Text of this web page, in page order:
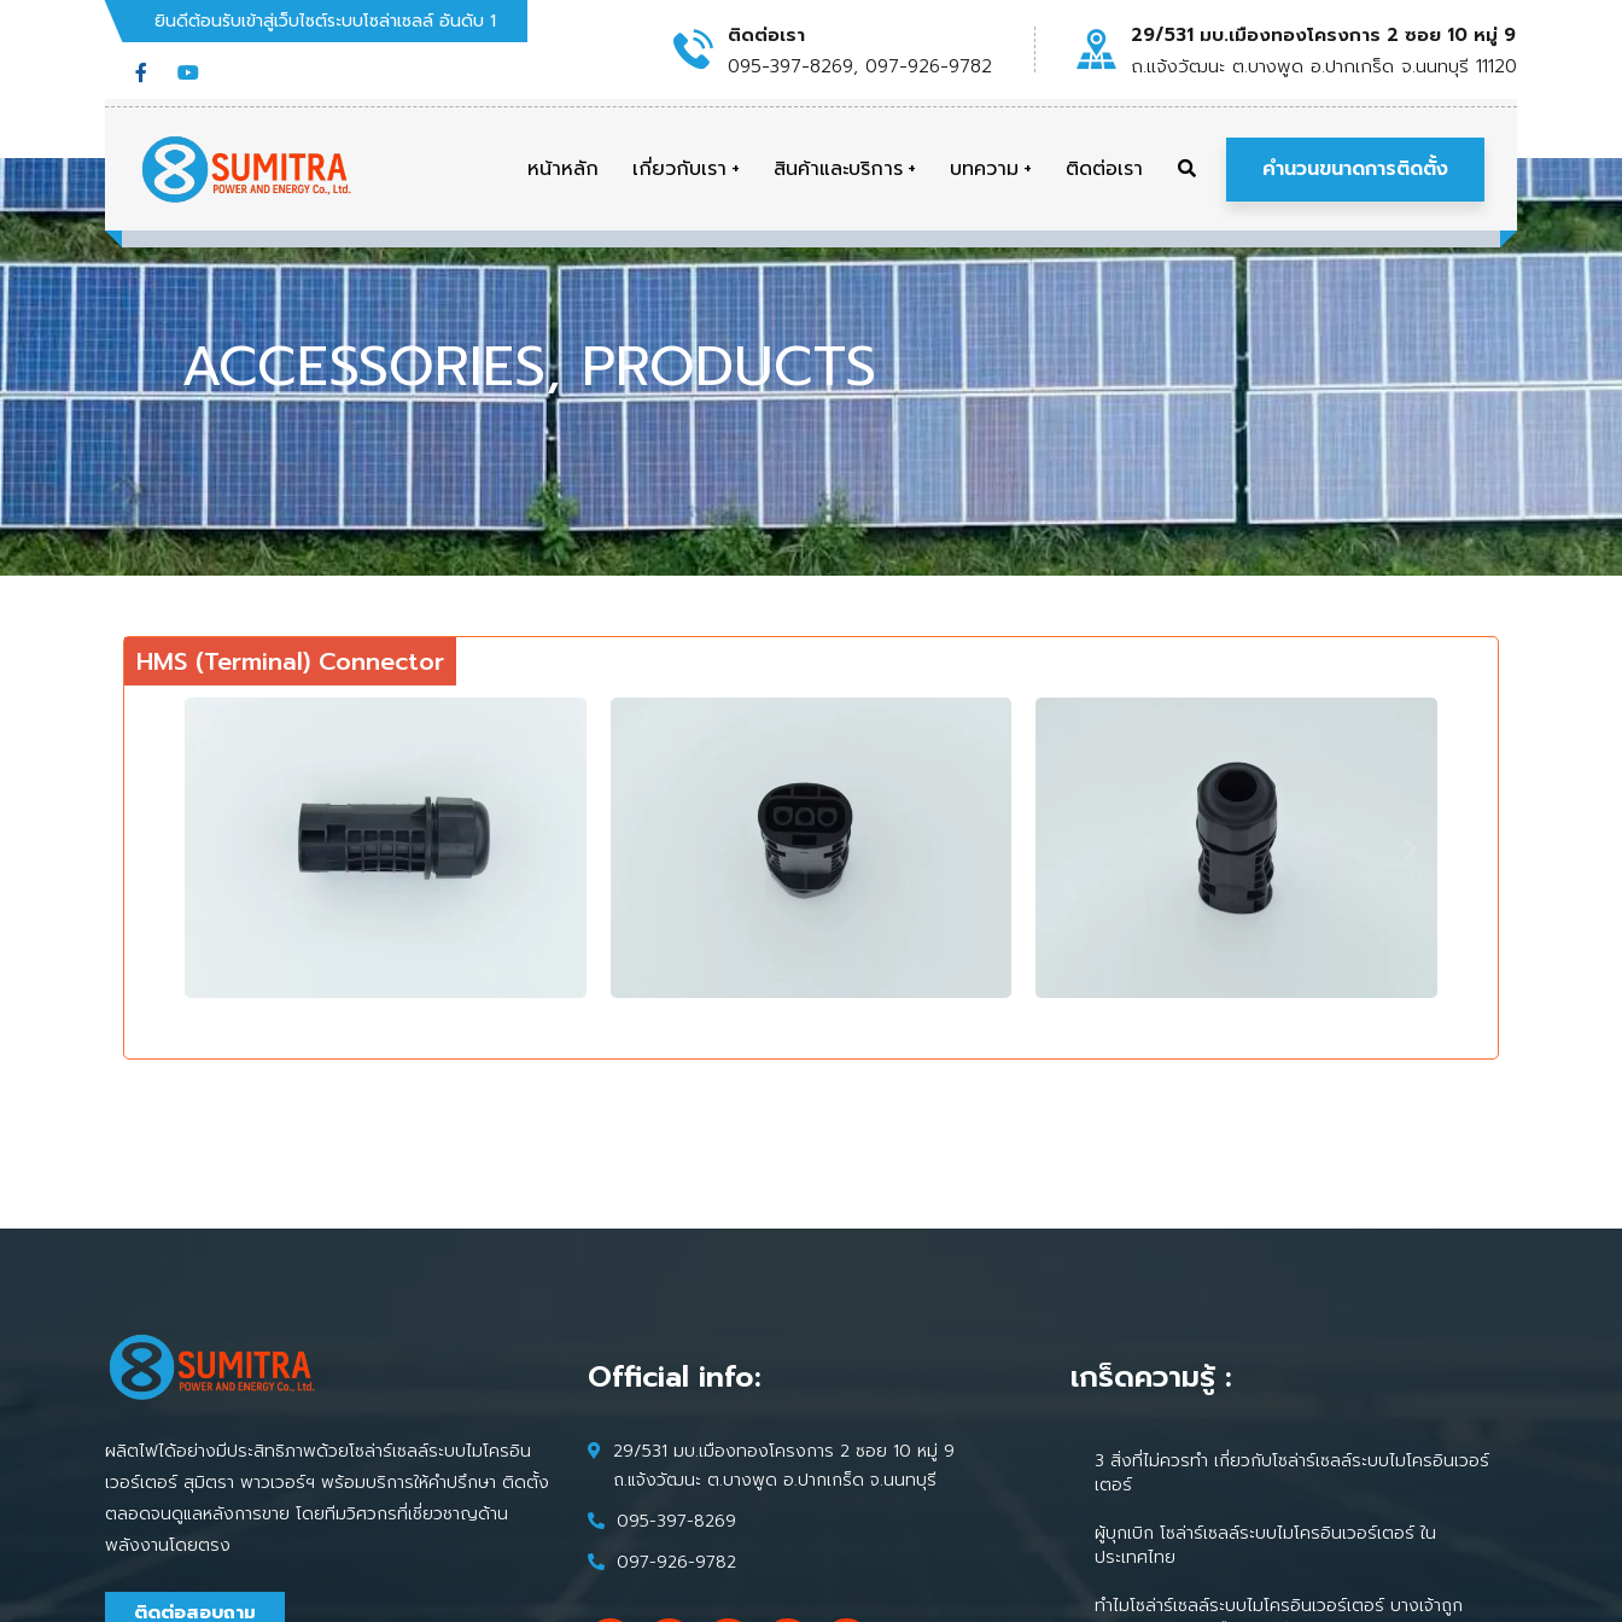
ยินดีต้อนรับเข้าสู่เว็บไซต์ระบบโซล่าเซลล์ อันดับ 1
ติดต่อเรา
095-397-8269, 097-926-9782
29/531 มบ.เมืองทองโครงการ 2 ซอย 10 หมู่ 9
ถ.แจ้งวัฒนะ ต.บางพูด อ.ปากเกร็ด จ.นนทบุรี 11120
หน้าหลัก เกี่ยวกับเรา สินค้าและบริการ บทความ ติดต่อเรา คำนวนขนาดการติดตั้ง
ACCESSORIES,PRODUCTS
HMS (Terminal) Connector
ผลิตไฟได้อย่างมีประสิทธิภาพด้วยโซล่าร์เซลล์ระบบไมโครอิน
เวอร์เตอร์ สุมิตรา พาวเวอร์ฯ พร้อมบริการให้คำปรึกษา ติดตั้ง
ตลอดจนดูแลหลังการขาย โดยทีมวิศวกรที่เชี่ยวชาญด้าน
พลังงานโดยตรง
ติดต่อสอบถาม
Official info:
29/531 มบ.เมืองทองโครงการ 2 ซอย 10 หมู่ 9
ถ.แจ้งวัฒนะ ต.บางพูด อ.ปากเกร็ด จ.นนทบุรี
095-397-8269
097-926-9782
เกร็ดความรู้ :
3 สิ่งที่ไม่ควรทำ เกี่ยวกับโซล่าร์เซลล์ระบบไมโครอินเวอร์
เตอร์
ผู้บุกเบิก โซล่าร์เซลล์ระบบไมโครอินเวอร์เตอร์ ใน
ประเทศไทย
ทำไมโซล่าร์เซลล์ระบบไมโครอินเวอร์เตอร์ บางเจ้าถูก